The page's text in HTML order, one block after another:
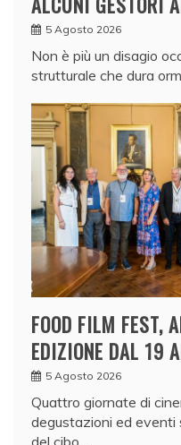
5 Agosto 2026
Non è più un disagio
strutturale che dura
FOOD FILM FEST,
EDIZIONE DAL 19
5 Agosto 2026
Quattro giornate di
degustazioni ed eventi